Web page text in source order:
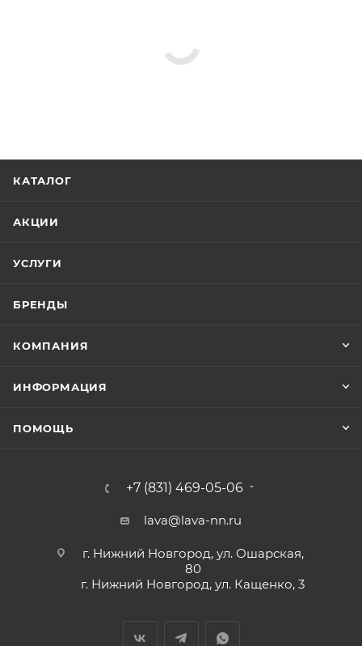
КАТАЛОГ
АКЦИИ
УСЛУГИ
БРЕНДЫ
КОМПАНИЯ
ИНФОРМАЦИЯ
ПОМОЩЬ
+7 (831) 469-05-06
lava@lava-nn.ru
г. Нижний Новгород, ул. Ошарская,
80
г. Нижний Новгород, ул. Кащенко, 3